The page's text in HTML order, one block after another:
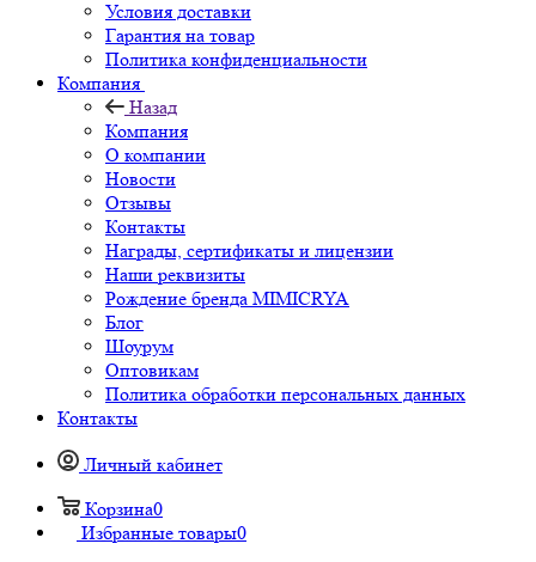
Условия доставки
Гарантия на товар
Политика конфиденциальности
Компания
Назад
Компания
О компании
Новости
Отзывы
Контакты
Награды, сертификаты и лицензии
Наши реквизиты
Рождение бренда MIMICRYA
Блог
Шоурум
Оптовикам
Политика обработки персональных данных
Контакты
Личный кабинет
Корзина0
Избранные товары0